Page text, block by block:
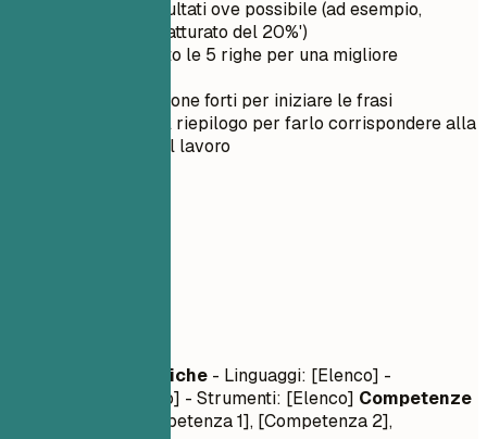
Quantifica i risultati ove possibile (ad esempio,
'Aumento del fatturato del 20%')
Mantienilo sotto le 5 righe per una migliore
Usa verbi d'azione forti per iniziare le frasi
Personalizza il riepilogo per farlo corrispondere alla
descrizione del lavoro
Competenze Tecniche - Linguaggi: [Elenco] -
Framework: [Elenco] - Strumenti: [Elenco] Competenze
- [Competenza 1], [Competenza 2],